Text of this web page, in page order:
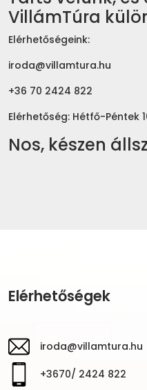
VillámTúra
Elérhetőségeink:
iroda@villamtura.hu
+36 70 2424 822
Elérhetőség: Hétfő-Péntek
Nos, készen
Elérhetőségek
iroda@villamtura.hu
+3670/ 2424 822